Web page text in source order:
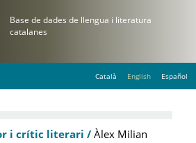
Català English Español
i crític literari /Àlex Milian